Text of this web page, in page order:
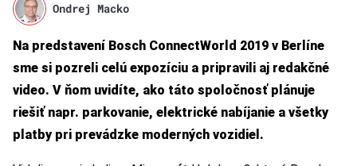
Ondrej Macko
Na predstavení Bosch ConnectWorld 2019 v Berlíne
sme si pozreli celú expozíciu a pripravili aj redakčné
video. V ňom uvidíte, ako táto spoločnosť plánuje
riešiť napr. parkovanie, elektrické nabíjanie a všetky
platby pri prevádzke moderných vozidiel.